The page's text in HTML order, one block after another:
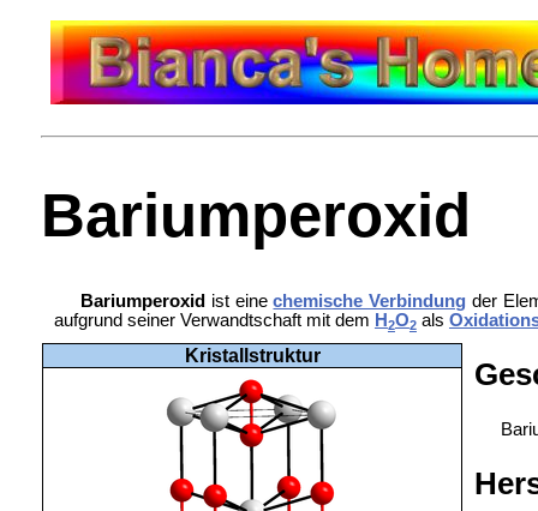
Bariumperoxid
Bariumperoxid ist einechemische Verbindung der
aufgrund seiner Verwandtschaft mit dem H 2O2als
Kristallstruktur